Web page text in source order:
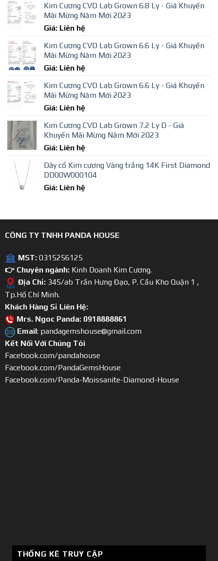
Kim Cương CVD Lab Grown 6.8 Ly - Giá Khuyến
Mãi Mừng Năm Mới 2023
Giá: Liên hệ
Kim Cương CVD Lab Grown 6.6 Ly - Giá Khuyến
Mãi Mừng Năm Mới 2023
Giá: Liên hệ
Kim Cương CVD Lab Grown 6.6 Ly - Giá Khuyến
Mãi Mừng Năm Mới 2023
Giá: Liên hệ
Kim Cương CVD Lab Grown 7.2 Ly D - Giá
Khuyến Mãi Mừng Năm Mới 2023
Giá: Liên hệ
Dây cổ Kim cương Vàng trắng 14K First Diamond
DD00W000104
Giá: Liên hệ
CÔNG TY TNHH PANDA HOUSE
MST: 0315256125
👉 Chuyên ngành: Kinh Doanh Kim Cương.
Địa Chỉ:345/ab Trần Hưng Đạo, P. Cầu Kho Quận 1 ,
Tp.Hồ Chí Minh.
Khách Hàng Sỉ Liên Hệ:
Mrs. Ngoc Panda: 0918888861
Email: pandagemshouse@gmail.com
Kết Nối Với Chúng Tôi
Facebook.com/pandahouse
Facebook.com/PandaGemsHouse
Facebook.com/Panda-Moissanite-Diamond-House
THỐNG KÊ TRUY CẬP